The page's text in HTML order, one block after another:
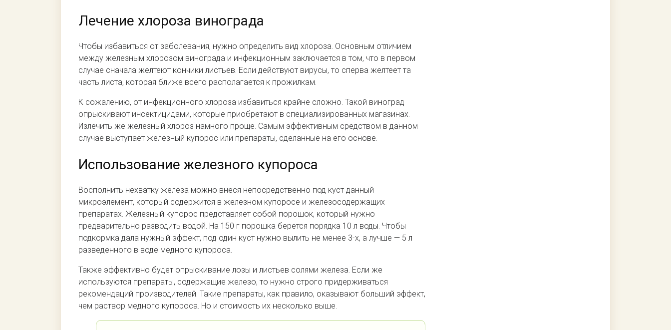
Лечение хлороза винограда
Чтобы избавиться от заболевания, нужно определить вид хлороза. Основным отличием
между железным хлорозом винограда и инфекционным заключается в том, что в первом
случае сначала желтеют кончики листьев. Если действуют вирусы, то сперва желтеет та
часть листа, которая ближе всего располагается к прожилкам.
К сожалению, от инфекционного хлороза избавиться крайне сложно. Такой виноград
опрыскивают инсектицидами, которые приобретают в специализированных магазинах.
Излечить же железный хлороз намного проще. Самым эффективным средством в данном
случае выступает железный купорос или препараты, сделанные на его основе.
Использование железного купороса
Восполнить нехватку железа можно внеся непосредственно под куст данный
микроэлемент, который содержится в железном купоросе и железосодержащих
препаратах. Железный купорос представляет собой порошок, который нужно
предварительно разводить водой. На 150 г порошка берется порядка 10 л воды. Чтобы
подкормка дала нужный эффект, под один куст нужно вылить не менее 3-х, а лучше — 5 л
разведенного в воде медного купороса.
Также эффективно будет опрыскивание лозы и листьев солями железа. Если же
используются препараты, содержащие железо, то нужно строго придерживаться
рекомендаций производителей. Такие препараты, как правило, оказывают больший эффект,
чем раствор медного купороса. Но и стоимость их несколько выше.